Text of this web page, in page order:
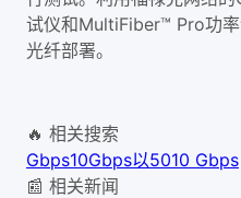
试仪和MultiFiber™ Pro功
光纤部署。
🔥 相关搜索
Gbps10Gbps以5010 Gbps
📰 相关新闻